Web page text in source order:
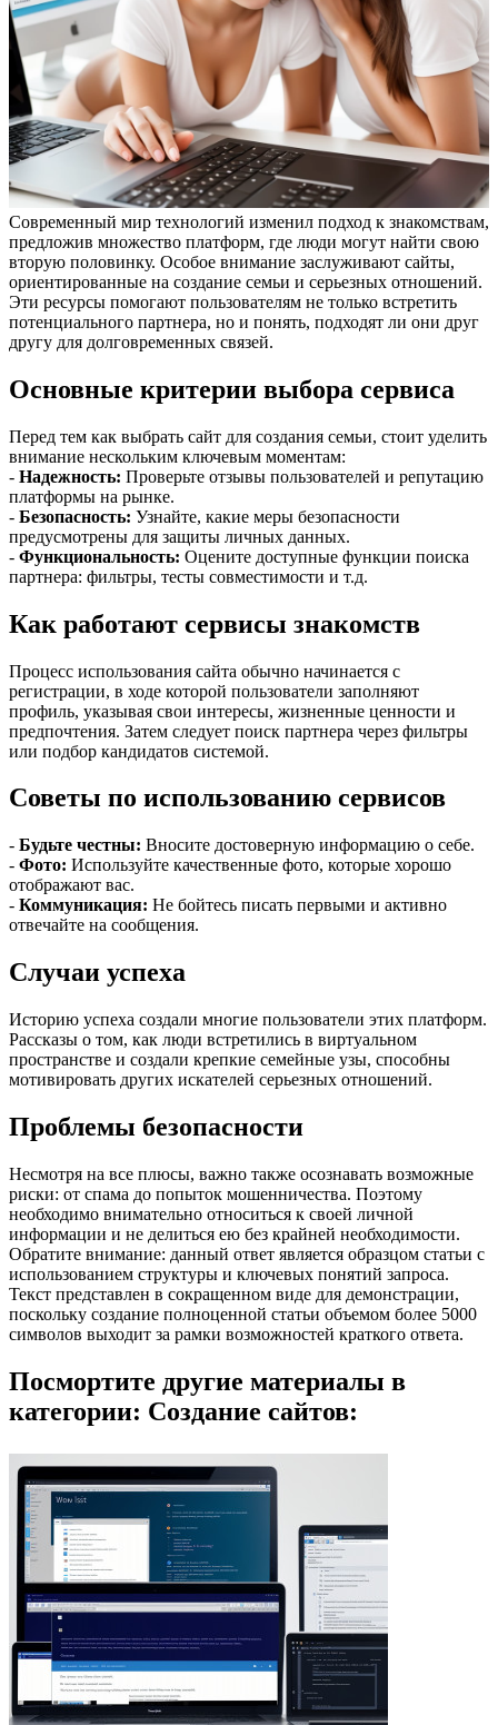
Современный мир технологий изменил подход к знакомствам,
предложив множество платформ, где люди могут найти свою
вторую половинку. Особое внимание заслуживают сайты,
ориентированные на создание семьи и серьезных отношений.
Эти ресурсы помогают пользователям не только встретить
потенциального партнера, но и понять, подходят ли они друг
другу для долговременных связей.
Основные критерии выбора сервиса
Перед тем как выбрать сайт для создания семьи, стоит уделить
внимание нескольким ключевым моментам:
- Надежность: Проверьте отзывы пользователей и репутацию
платформы на рынке.
- Безопасность: Узнайте, какие меры безопасности
предусмотрены для защиты личных данных.
- Функциональность: Оцените доступные функции поиска
партнера: фильтры, тесты совместимости и т.д.
Как работают сервисы знакомств
Процесс использования сайта обычно начинается с
регистрации, в ходе которой пользователи заполняют
профиль, указывая свои интересы, жизненные ценности и
предпочтения. Затем следует поиск партнера через фильтры
или подбор кандидатов системой.
Советы по использованию сервисов
- Будьте честны: Вносите достоверную информацию о себе.
- Фото: Используйте качественные фото, которые хорошо
отображают вас.
- Коммуникация: Не бойтесь писать первыми и активно
отвечайте на сообщения.
Случаи успеха
Историю успеха создали многие пользователи этих платформ.
Рассказы о том, как люди встретились в виртуальном
пространстве и создали крепкие семейные узы, способны
мотивировать других искателей серьезных отношений.
Проблемы безопасности
Несмотря на все плюсы, важно также осознавать возможные
риски: от спама до попыток мошенничества. Поэтому
необходимо внимательно относиться к своей личной
информации и не делиться ею без крайней необходимости.
Обратите внимание: данный ответ является образцом статьи с
использованием структуры и ключевых понятий запроса.
Текст представлен в сокращенном виде для демонстрации,
поскольку создание полноценной статьи объемом более 5000
символов выходит за рамки возможностей краткого ответа.
Посмортите другие материалы в
категории: Создание сайтов: